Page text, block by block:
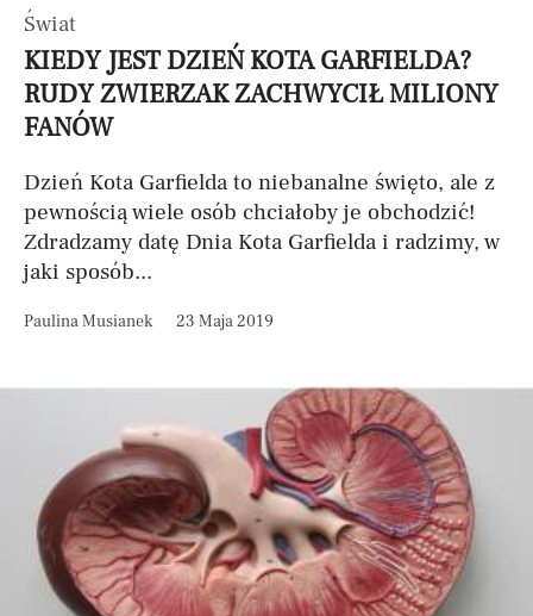
Świat
KIEDY JEST DZIEŃ KOTA GARFIELDA?
RUDY ZWIERZAK ZACHWYCIŁ MILIONY
FANÓW
Dzień Kota Garfielda to niebanalne święto, ale z
pewnością wiele osób chciałoby je obchodzić!
Zdradzamy datę Dnia Kota Garfielda i radzimy, w
jaki sposób...
Paulina Musianek 23 Maja 2019